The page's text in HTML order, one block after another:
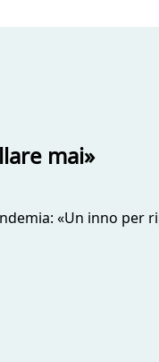
mai»
«Un inno per